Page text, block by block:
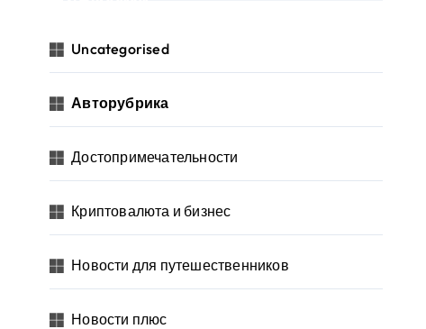
Uncategorised
Авторубрика
Достопримечательности
Криптовалюта и бизнес
Новости для путешественников
Новости плюс